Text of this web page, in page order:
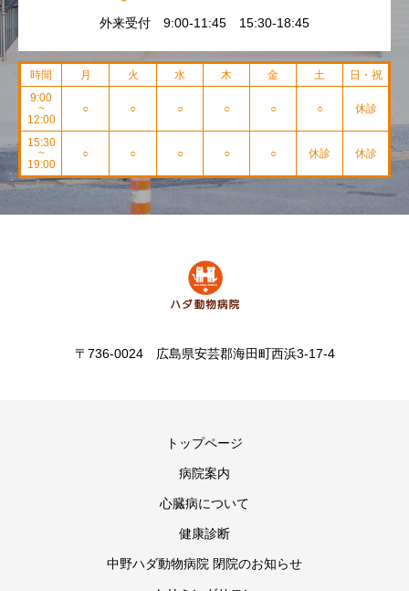
外来受付 9:00-11:45 15:30-18:45
時間 月 火 水 木 金 土
日・祝
9:00
~
12:00
○ ○ ○ ○ ○ ○ 休診
15:30
~
19:00
○ ○ ○ ○ ○ 休診 休診
〒736-0024 広島県安芸郡海田町西浜3-17-4
トップページ
病院案内
心臓病について
健康診断
中野ハダ動物病院 閉院のお知らせ